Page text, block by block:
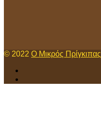
© 2022 Ο Μικρός Πρίγκιπας